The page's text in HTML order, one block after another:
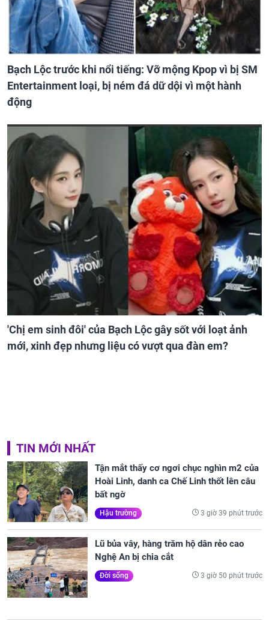
Bạch Lộc trước khi nổi tiếng: Vỡ mộng Kpop vì bị SM
Entertainment loại, bị ném đá dữ dội vì một hành
động
'Chị em sinh đôi' của Bạch Lộc gây sốt với loạt ảnh
mới, xinh đẹp nhưng liệu có vượt qua đàn em?
TIN MỚI NHẤT
Tận mắt thấy cơ ngơi chục nghìn m2 của
Hoài Linh, danh ca Chế Linh thốt lên câu
bất ngờ
Hậu trường 3 giờ 39 phút trước
Lũ bủa vây, hàng trăm hộ dân rẻo cao
Nghệ An bị chia cắt
Đời sống 3 giờ 50 phút trước